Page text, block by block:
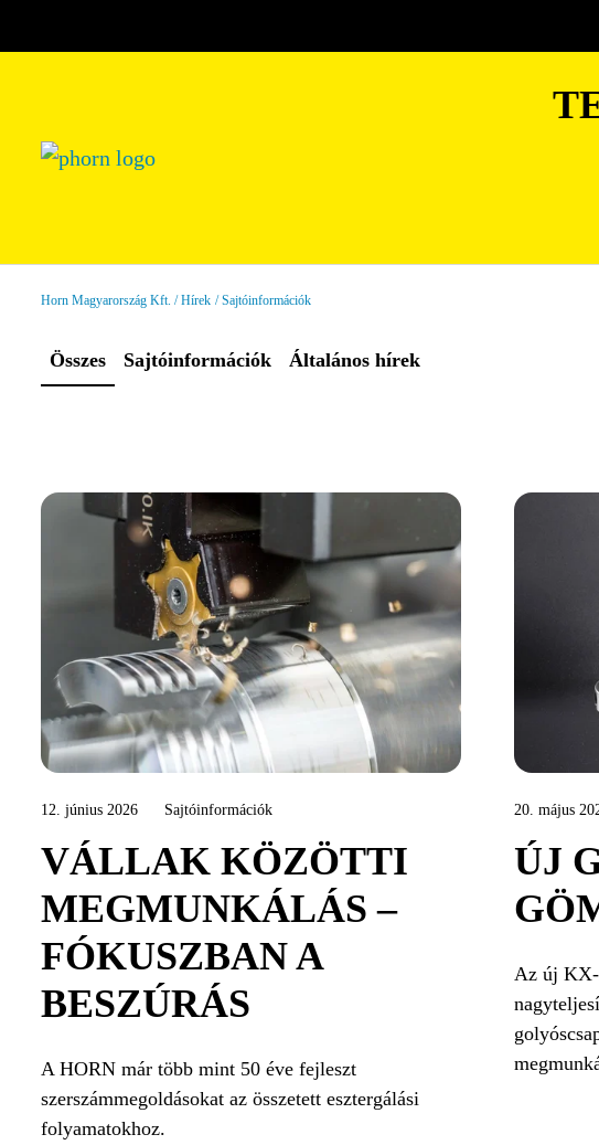
Horn Magyarország Kft. Hírek Sajtóinformációk
Összes Sajtóinformációk Általános hírek
12. június 2026 Sajtóinformációk
VÁLLAK KÖZÖTTI
MEGMUNKÁLÁS –
FÓKUSZBAN A
BESZÚRÁS
A HORN már több mint 50 éve fejleszt
szerszámmegoldásokat az összetett esztergálási
folyamatokhoz.
20. május
ÚJ
Az új KX-